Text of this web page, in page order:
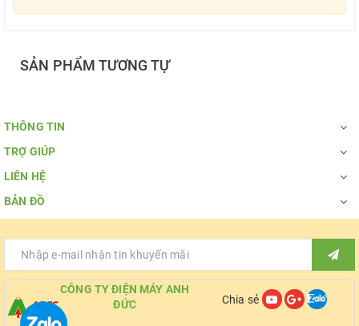
SẢN PHẨM TƯƠNG TỰ
THÔNG TIN
TRỢ GIÚP
LIÊN HỆ
BẢN ĐỒ
CÔNG TY ĐIỆN MÁY ANH
ĐỨC
Chia sẻ